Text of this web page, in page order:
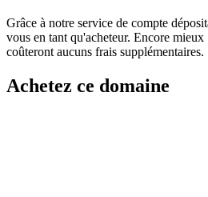
Grâce à notre service de compte
vous en tant qu'acheteur. Encore mieux
coûteront aucuns frais supplémentaires.
Achetez ce domaine